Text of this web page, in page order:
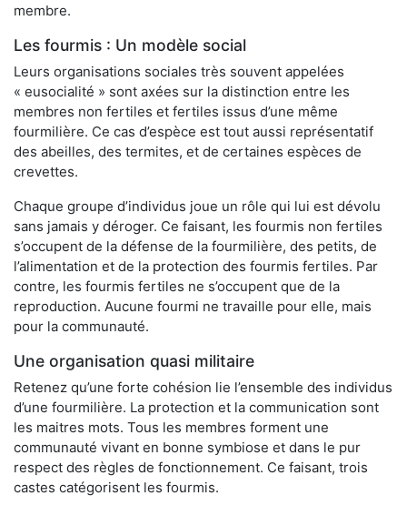
membre.
Les fourmis : Un modèle social
Leurs organisations sociales très souvent appelées
« eusocialité » sont axées sur la distinction entre les
membres non fertiles et fertiles issus d’une même
fourmilière. Ce cas d’espèce est tout aussi représentatif
des abeilles, des termites, et de certaines espèces de
crevettes.
Chaque groupe d’individus joue un rôle qui lui est dévolu
sans jamais y déroger. Ce faisant, les fourmis non fertiles
s’occupent de la défense de la fourmilière, des petits, de
l’alimentation et de la protection des fourmis fertiles. Par
contre, les fourmis fertiles ne s’occupent que de la
reproduction. Aucune fourmi ne travaille pour elle, mais
pour la communauté.
Une organisation quasi militaire
Retenez qu’une forte cohésion lie l’ensemble des individus
d’une fourmilière. La protection et la communication sont
les maitres mots. Tous les membres forment une
communauté vivant en bonne symbiose et dans le pur
respect des règles de fonctionnement. Ce faisant, trois
castes catégorisent les fourmis.